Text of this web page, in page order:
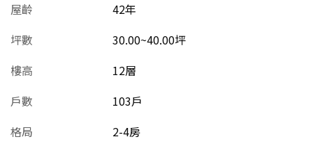
屋齡
42年
坪數
30.00~40.00坪
樓高
12層
戶數
103戶
格局
2-4房